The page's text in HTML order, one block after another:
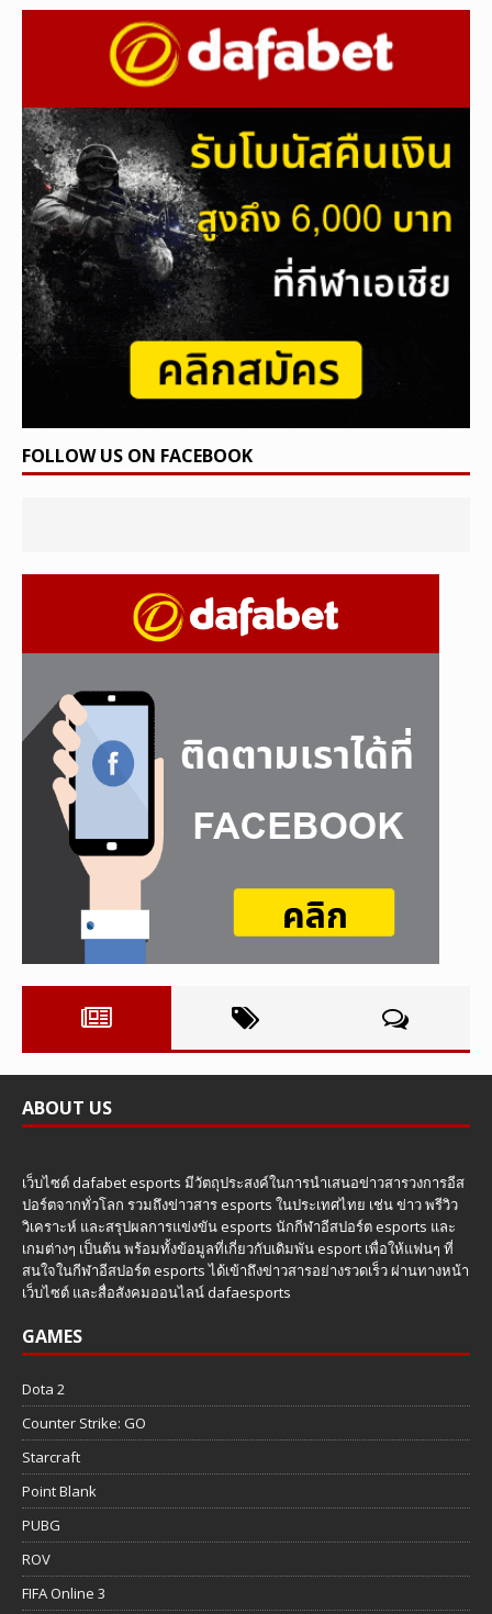
FOLLOW US ON FACEBOOK
ABOUT US
เว็บไซต์ dafabet esports มีวัตถุประสงค์ในการนำเสนอข่าวสารวงการอีส
ปอร์ตจากทั่วโลก รวมถึงข่าวสาร esports ในประเทศไทย เช่น ข่าว พรีวิว
วิเคราะห์ และสรุปผลการแข่งขัน esports นักกีฬาอีสปอร์ต esports และ
เกมต่างๆ เป็นต้น พร้อมทั้งข้อมูลที่เกี่ยวกับเดิมพัน esport เพื่อให้แฟนๆ ที่
สนใจในกีฬาอีสปอร์ต esports ได้เข้าถึงข่าวสารอย่างรวดเร็ว ผ่านทางหน้า
เว็บไซต์ และสื่อสังคมออนไลน์ dafaesports
GAMES
Dota 2
Counter Strike: GO
Starcraft
Point Blank
PUBG
ROV
FIFA Online 3